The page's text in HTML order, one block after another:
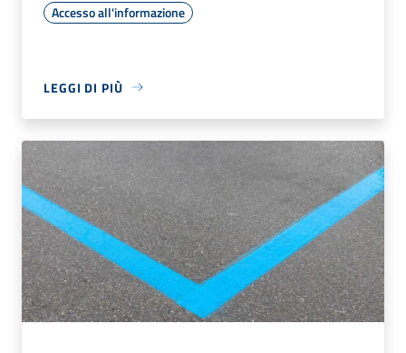
Accesso all'informazione
LEGGI DI PIÙ